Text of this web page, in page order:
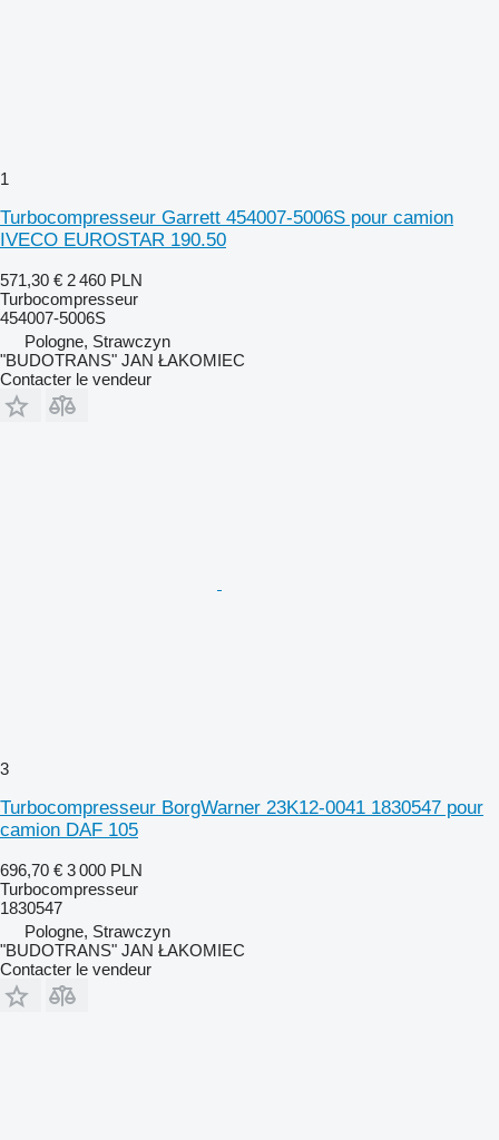
1
Turbocompresseur Garrett 454007-5006S pour camion
IVECO EUROSTAR 190.50
571,30 € 2 460 PLN
Turbocompresseur
454007-5006S
Pologne, Strawczyn
"BUDOTRANS" JAN ŁAKOMIEC
Contacter le vendeur
3
Turbocompresseur BorgWarner 23K12-0041 1830547 pour
camion DAF 105
696,70 € 3 000 PLN
Turbocompresseur
1830547
Pologne, Strawczyn
"BUDOTRANS" JAN ŁAKOMIEC
Contacter le vendeur